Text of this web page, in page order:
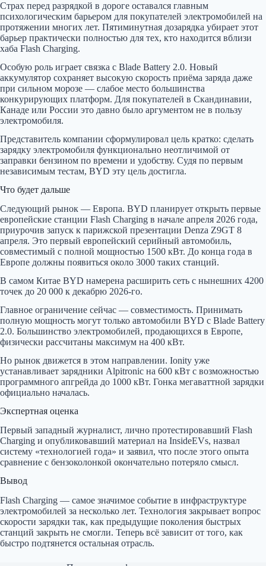
Страх перед разрядкой в дороге оставался главным
психологическим барьером для покупателей электромобилей на
протяжении многих лет. Пятиминутная дозарядка убирает этот
барьер практически полностью для тех, кто находится вблизи
хаба Flash Charging.
Особую роль играет связка с Blade Battery 2.0. Новый
аккумулятор сохраняет высокую скорость приёма заряда даже
при сильном морозе — слабое место большинства
конкурирующих платформ. Для покупателей в Скандинавии,
Канаде или России это давно было аргументом не в пользу
электромобиля.
Представитель компании сформулировал цель кратко: сделать
зарядку электромобиля функционально неотличимой от
заправки бензином по времени и удобству. Судя по первым
независимым тестам, BYD эту цель достигла.
Что будет дальше
Следующий рынок — Европа. BYD планирует открыть первые
европейские станции Flash Charging в начале апреля 2026 года,
приурочив запуск к парижской презентации Denza Z9GT 8
апреля. Это первый европейский серийный автомобиль,
совместимый с полной мощностью 1500 кВт. До конца года в
Европе должны появиться около 3000 таких станций.
В самом Китае BYD намерена расширить сеть с нынешних 4200
точек до 20 000 к декабрю 2026-го.
Главное ограничение сейчас — совместимость. Принимать
полную мощность могут только автомобили BYD с Blade Battery
2.0. Большинство электромобилей, продающихся в Европе,
физически рассчитаны максимум на 400 кВт.
Но рынок движется в этом направлении. Ionity уже
устанавливает зарядники Alpitronic на 600 кВт с возможностью
программного апгрейда до 1000 кВт. Гонка мегаваттной зарядки
официально началась.
Экспертная оценка
Первый западный журналист, лично протестировавший Flash
Charging и опубликовавший материал на InsideEVs, назвал
систему «технологией года» и заявил, что после этого опыта
сравнение с бензоколонкой окончательно потеряло смысл.
Вывод
Flash Charging — самое значимое событие в инфраструктуре
электромобилей за несколько лет. Технология закрывает вопрос
скорости зарядки так, как предыдущие поколения быстрых
станций закрыть не смогли. Теперь всё зависит от того, как
быстро подтянется остальная отрасль.